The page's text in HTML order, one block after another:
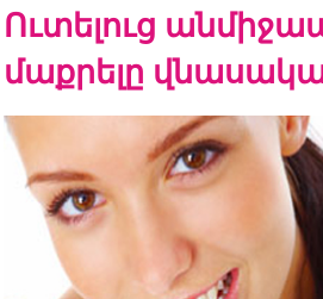
Ուտելուց
մաքրելը